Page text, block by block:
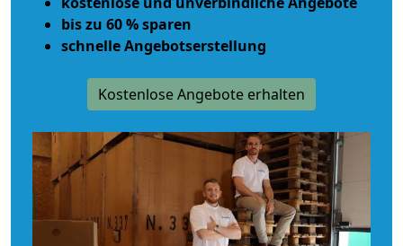
bis zu 60 % sparen
schnelle Angebotserstellung
Kostenlose Angebote erhalten